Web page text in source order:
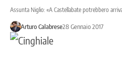
Assunta Niglio: «A Castellabate potrebbero
Arturo Calabrese28 Gennaio 2017